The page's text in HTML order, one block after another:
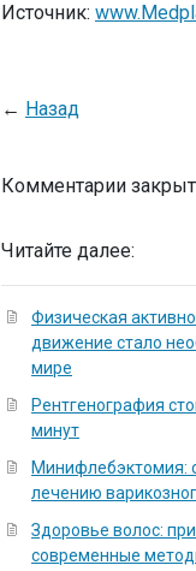
Источник:
← Назад
Комментарии
Читайте далее:
Физическая
движение стало
мире
Рентгенография
минут
Минифлебэктомия:
лечению
Здоровье волос:
современные